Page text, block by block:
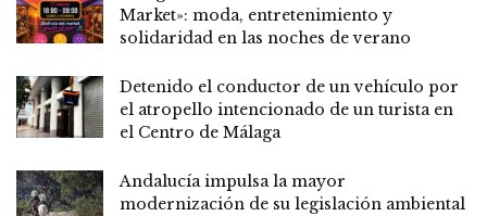
Market»: moda, entretenimiento y
solidaridad en las noches de verano
Detenido el conductor de un vehículo por
el atropello intencionado de un turista en
el Centro de Málaga
Andalucía impulsa la mayor
modernización de su legislación ambiental